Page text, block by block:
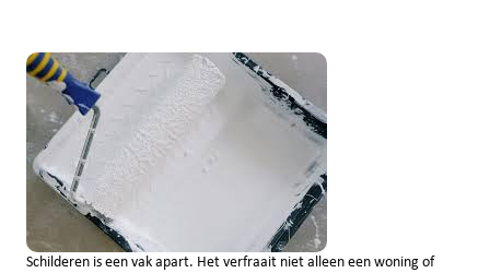
Schilderen is een vak apart. Het verfraait niet alleen een woning of